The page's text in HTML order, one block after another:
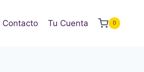
Contacto Tu Cuenta 0